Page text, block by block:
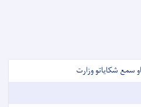
سمع شکایاتو وزارت